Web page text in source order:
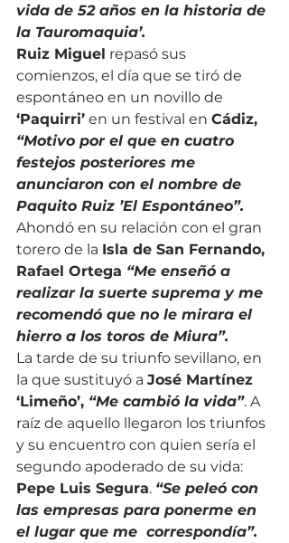
vida de 52 años en la historia de
la Tauromaquia’.
Ruiz Miguel repasó sus
comienzos, el día que se tiró de
espontáneo en un novillo de
‘Paquirri’ en un festival en Cádiz,
“Motivo por el que en cuatro
festejos posteriores me
anunciaron con el nombre de
Paquito Ruiz ’El Espontáneo”.
Ahondó en su relación con el gran
torero de la Isla de San Fernando,
Rafael Ortega “Me enseñó a
realizar la suerte suprema y me
recomendó que no le mirara el
hierro a los toros de Miura”.
La tarde de su triunfo sevillano, en
la que sustituyó a José Martínez
‘Limeño’, “Me cambió la vida”. A
raíz de aquello llegaron los triunfos
y su encuentro con quien sería el
segundo apoderado de su vida:
Pepe Luis Segura. “Se peleó con
las empresas para ponerme en
el lugar que me  correspondía”.